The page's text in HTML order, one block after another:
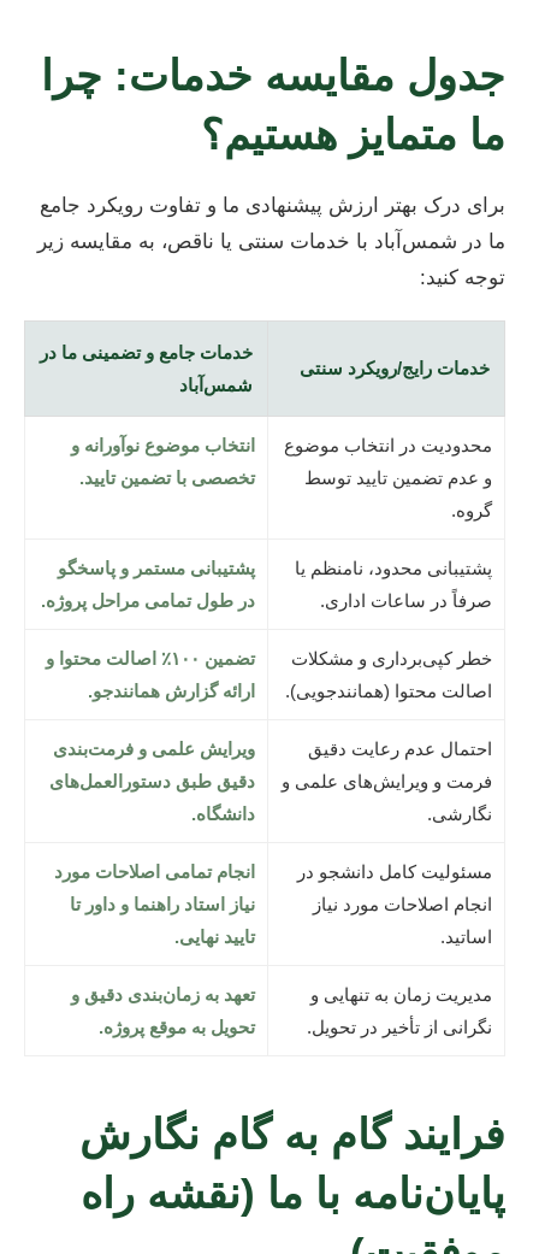
جدول مقایسه خدمات: چرا
ما متمایز هستیم؟
برای درک بهتر ارزش پیشنهادی ما و تفاوت رویکرد جامع
ما در شمس‌آباد با خدمات سنتی یا ناقص، به مقایسه زیر
توجه کنید:
خدمات رایج/رویکرد سنتی
خدمات جامع و تضمینی ما در
شمس‌آباد
محدودیت در انتخاب موضوع
و عدم تضمین تایید توسط
گروه.
انتخاب موضوع نوآورانه و
تخصصی با تضمین تایید.
پشتیبانی محدود، نامنظم یا
صرفاً در ساعات اداری.
پشتیبانی مستمر و پاسخگو
در طول تمامی مراحل پروژه.
خطر کپی‌برداری و مشکلات
اصالت محتوا (همانندجویی).
تضمین ۱۰۰٪ اصالت محتوا و
ارائه گزارش همانندجو.
احتمال عدم رعایت دقیق
فرمت و ویرایش‌های علمی و
نگارشی.
ویرایش علمی و فرمت‌بندی
دقیق طبق دستورالعمل‌های
دانشگاه.
مسئولیت کامل دانشجو در
انجام اصلاحات مورد نیاز
اساتید.
انجام تمامی اصلاحات مورد
نیاز استاد راهنما و داور تا
تایید نهایی.
مدیریت زمان به تنهایی و
نگرانی از تأخیر در تحویل.
تعهد به زمان‌بندی دقیق و
تحویل به موقع پروژه.
فرایند گام به گام نگارش
پایان‌نامه با ما (نقشه راه